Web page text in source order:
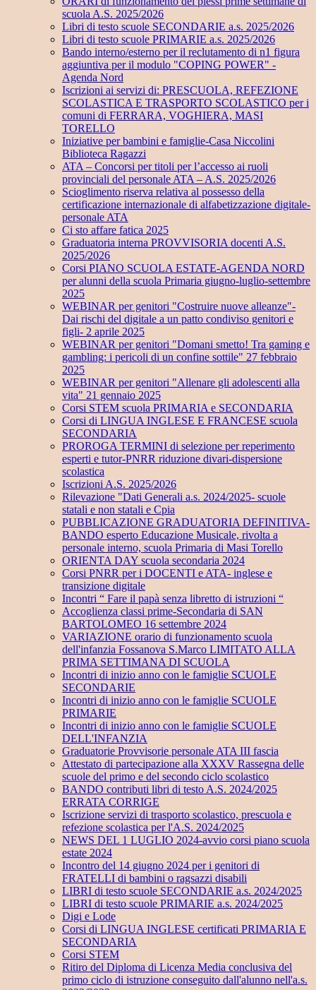
scuola A.S. 2025/2026
Libri di testo scuole SECONDARIE a.s. 2025/2026
Libri di testo scuole PRIMARIE a.s. 2025/2026
Bando interno/esterno per il reclutamento di n1 figura
aggiuntiva per il modulo "COPING POWER" -
Agenda Nord
Iscrizioni ai servizi di: PRESCUOLA, REFEZIONE
SCOLASTICA E TRASPORTO SCOLASTICO per i
comuni di FERRARA, VOGHIERA, MASI
TORELLO
Iniziative per bambini e famiglie-Casa Niccolini
Biblioteca Ragazzi
ATA – Concorsi per titoli per l’accesso ai ruoli
provinciali del personale ATA – A.S. 2025/2026
Scioglimento riserva relativa al possesso della
certificazione internazionale di alfabetizzazione digitale-
personale ATA
Ci sto affare fatica 2025
Graduatoria interna PROVVISORIA docenti A.S.
2025/2026
Corsi PIANO SCUOLA ESTATE-AGENDA NORD
per alunni della scuola Primaria giugno-luglio-settembre
2025
WEBINAR per genitori "Costruire nuove alleanze"-
Dai rischi del digitale a un patto condiviso genitori e
figli- 2 aprile 2025
WEBINAR per genitori "Domani smetto! Tra gaming e
gambling: i pericoli di un confine sottile" 27 febbraio
2025
WEBINAR per genitori "Allenare gli adolescenti alla
vita" 21 gennaio 2025
Corsi STEM scuola PRIMARIA e SECONDARIA
Corsi di LINGUA INGLESE E FRANCESE scuola
SECONDARIA
PROROGA TERMINI di selezione per reperimento
esperti e tutor-PNRR riduzione divari-dispersione
scolastica
Iscrizioni A.S. 2025/2026
Rilevazione "Dati Generali a.s. 2024/2025- scuole
statali e non statali e Cpia
PUBBLICAZIONE GRADUATORIA DEFINITIVA-
BANDO esperto Educazione Musicale, rivolta a
personale interno, scuola Primaria di Masi Torello
ORIENTA DAY scuola secondaria 2024
Corsi PNRR per i DOCENTI e ATA- inglese e
transizione digitale
Incontri “ Fare il papà senza libretto di istruzioni “
Accoglienza classi prime-Secondaria di SAN
BARTOLOMEO 16 settembre 2024
VARIAZIONE orario di funzionamento scuola
dell'infanzia Fossanova S.Marco LIMITATO ALLA
PRIMA SETTIMANA DI SCUOLA
Incontri di inizio anno con le famiglie SCUOLE
SECONDARIE
Incontri di inizio anno con le famiglie SCUOLE
PRIMARIE
Incontri di inizio anno con le famiglie SCUOLE
DELL'INFANZIA
Graduatorie Provvisorie personale ATA III fascia
Attestato di partecipazione alla XXXV Rassegna delle
scuole del primo e del secondo ciclo scolastico
BANDO contributi libri di testo A.S. 2024/2025
ERRATA CORRIGE
Iscrizione servizi di trasporto scolastico, prescuola e
refezione scolastica per l'A.S. 2024/2025
NEWS DEL 1 LUGLIO 2024-avvio corsi piano scuola
estate 2024
Incontro del 14 giugno 2024 per i genitori di
FRATELLI di bambini o ragsazzi disabili
LIBRI di testo scuole SECONDARIE a.s. 2024/2025
LIBRI di testo scuole PRIMARIE a.s. 2024/2025
Digi e Lode
Corsi di LINGUA INGLESE certificati PRIMARIA E
SECONDARIA
Corsi STEM
Ritiro del Diploma di Licenza Media conclusiva del
primo ciclo di istruzione conseguito dall'alunno nell'a.s.